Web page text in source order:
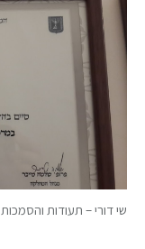
שי דורי – תעודות והסמכות